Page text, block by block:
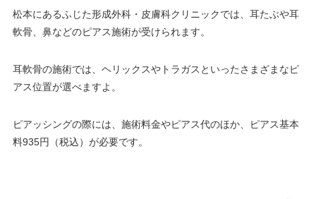
松本にあるふじた形成外科・皮膚科クリニックでは、耳たぶや耳
軟骨、鼻などのピアス施術が受けられます。
耳軟骨の施術では、ヘリックスやトラガスといったさまざまなピ
アス位置が選べますよ。
ピアッシングの際には、施術料金やピアス代のほか、ピアス基本
料935円（税込）が必要です。